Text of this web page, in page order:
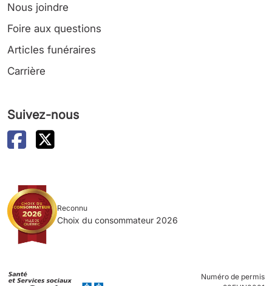
Nous joindre
Foire aux questions
Articles funéraires
Carrière
Suivez-nous
Reconnu
Choix du consommateur 2026
Numéro de permis